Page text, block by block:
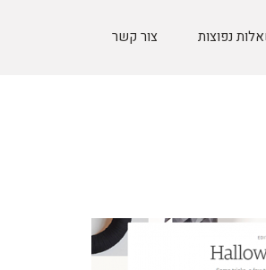
נפוצות צור קשר